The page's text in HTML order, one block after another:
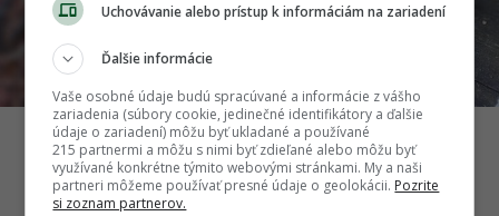
Navlečieme mikulášsku čiapku, prilepíme vianočnú guľu
ako nos a z kožušinky vytvoríme bradu. Foto: Andrea
Párkányová
Uchovávanie alebo prístup k informáciám na zariadení
Ďalšie informácie
Vaše osobné údaje budú spracúvané a informácie z vášho
zariadenia (súbory cookie, jedinečné identifikátory a ďalšie
údaje o zariadení) môžu byť ukladané a používané
215 partnermi a môžu s nimi byť zdieľané alebo môžu byť
využívané konkrétne týmito webovými stránkami. My a naši
partneri môžeme používať presné údaje o geolokácii. Pozrite
si zoznam partnerov.